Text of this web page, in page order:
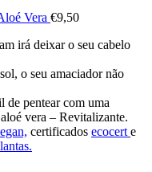
Vera €9,50
irá deixar o seu cabelo
o seu amaciador não
de pentear com uma
vera – Revitalizante.
certificados ecocert e